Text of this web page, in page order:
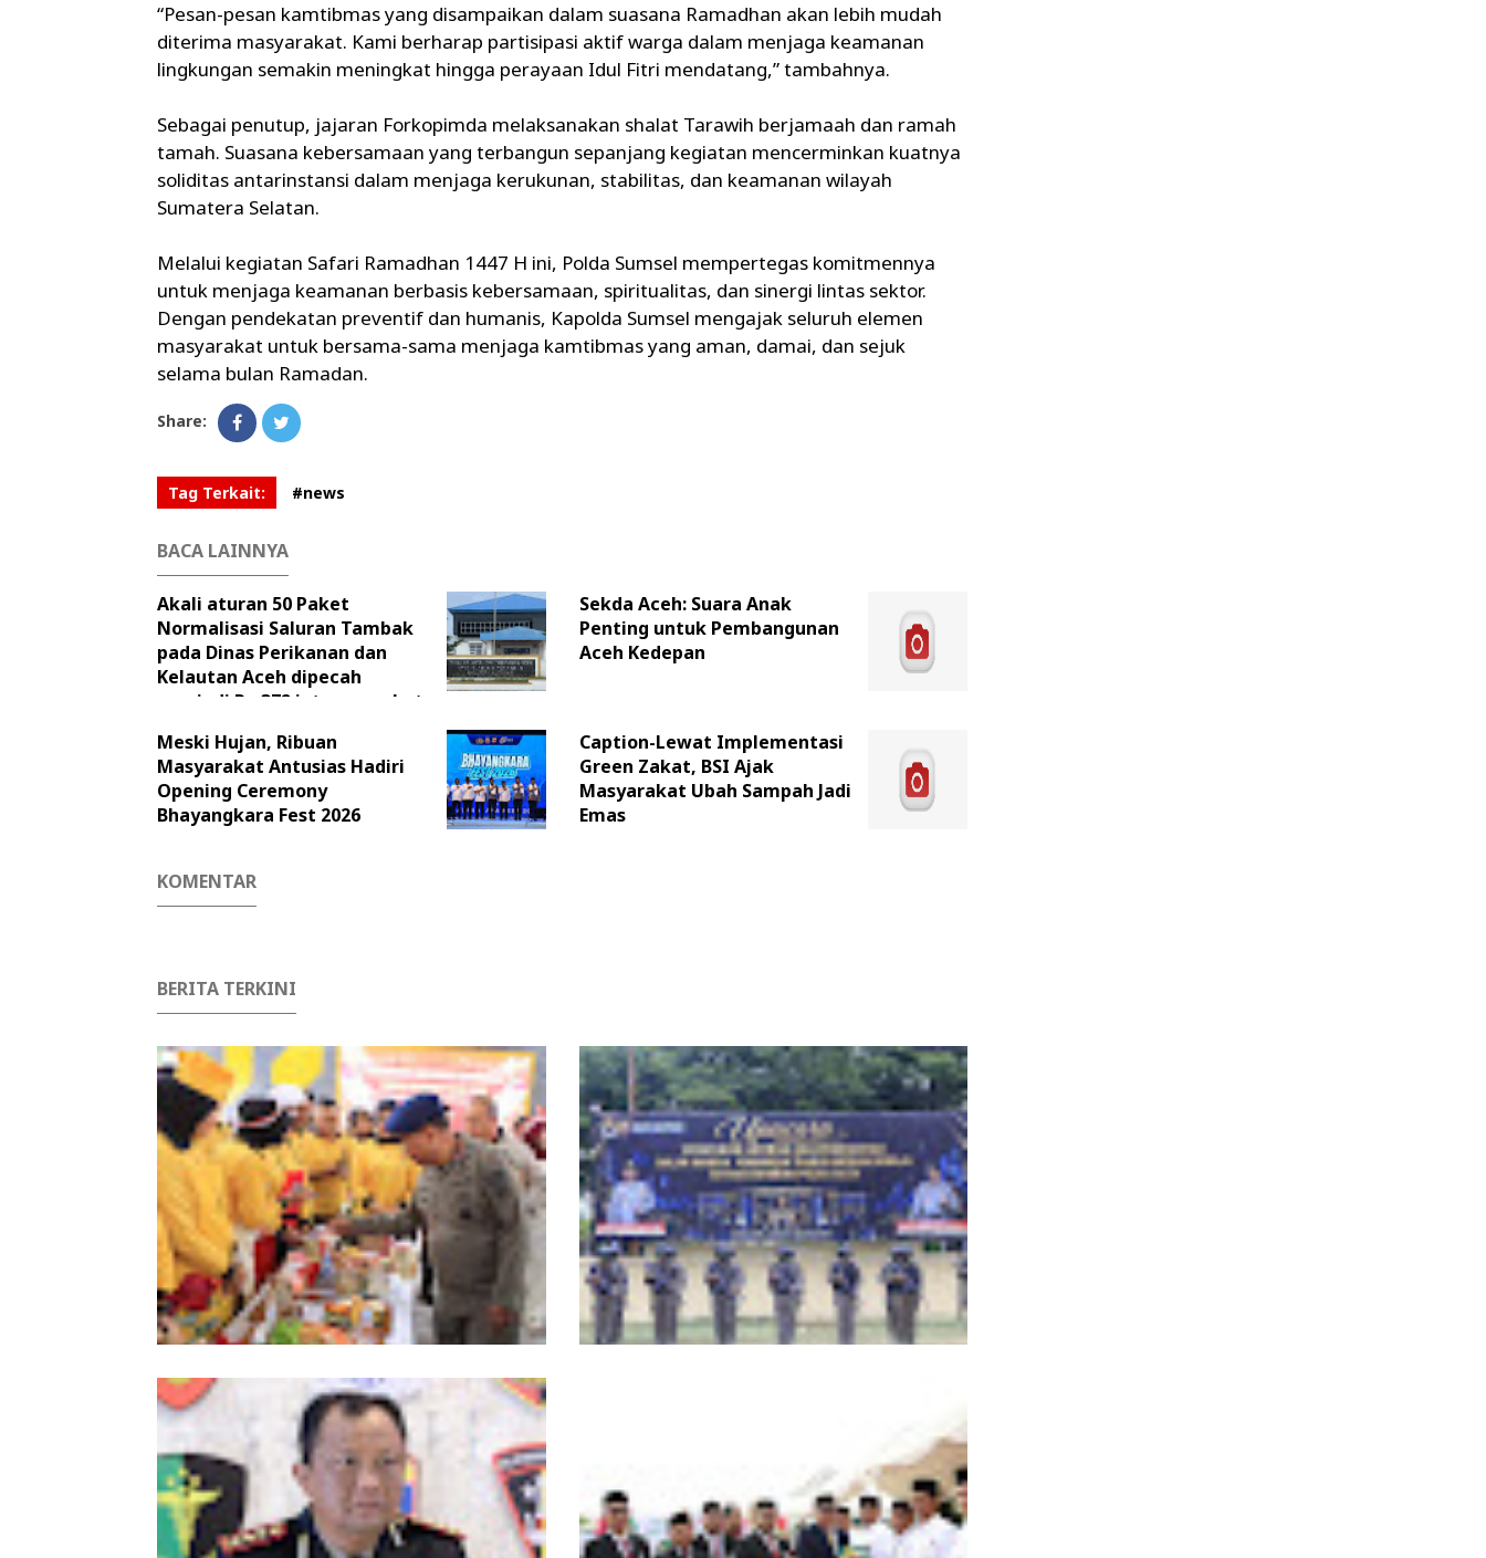
“Pesan-pesan kamtibmas yang disampaikan dalam suasana Ramadhan akan lebih mudah
diterima masyarakat. Kami berharap partisipasi aktif warga dalam menjaga keamanan
lingkungan semakin meningkat hingga perayaan Idul Fitri mendatang,” tambahnya.
Sebagai penutup, jajaran Forkopimda melaksanakan shalat Tarawih berjamaah dan ramah
tamah. Suasana kebersamaan yang terbangun sepanjang kegiatan mencerminkan kuatnya
soliditas antarinstansi dalam menjaga kerukunan, stabilitas, dan keamanan wilayah
Sumatera Selatan.
Melalui kegiatan Safari Ramadhan 1447 H ini, Polda Sumsel mempertegas komitmennya
untuk menjaga keamanan berbasis kebersamaan, spiritualitas, dan sinergi lintas sektor.
Dengan pendekatan preventif dan humanis, Kapolda Sumsel mengajak seluruh elemen
masyarakat untuk bersama-sama menjaga kamtibmas yang aman, damai, dan sejuk
selama bulan Ramadan.
Share:
Tag Terkait: #news
BACA LAINNYA
Akali aturan 50 Paket
Normalisasi Saluran Tambak
pada Dinas Perikanan dan
Kelautan Aceh dipecah
menjadi Rp.372 juta per paket
Sekda Aceh: Suara Anak
Penting untuk Pembangunan
Aceh Kedepan
Meski Hujan, Ribuan
Masyarakat Antusias Hadiri
Opening Ceremony
Bhayangkara Fest 2026
Caption-Lewat Implementasi
Green Zakat, BSI Ajak
Masyarakat Ubah Sampah Jadi
Emas
KOMENTAR
BERITA TERKINI
Meriahkan HUT Ke-81 Kemerdekaan RI,
Polda Aceh Gelar Lomba Memasak Nasi
Goreng dan Aneka Minuman
Kapolda Aceh Tutup Pembinaan Tradisi
dan Pembaretan 65 Bintara Remaja
Satbrimob Polda Aceh